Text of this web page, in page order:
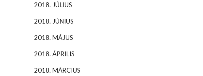
2018. JÚLIUS
2018. JÚNIUS
2018. MÁJUS
2018. ÁPRILIS
2018. MÁRCIUS